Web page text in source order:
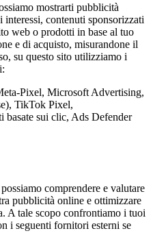
mostrarti pubblicità
interessi, contenuti sponsorizzati
web o prodotti in base al tuo
e di acquisto, misurandone il
su questo sito utilizziamo i
Pixel, Microsoft Advertising,
TikTok Pixel,
basate sui clic, Ads Defender
comprendere e valutare
pubblicità online e ottimizzare
A tale scopo confrontiamo i tuoi
i seguenti fornitori esterni se